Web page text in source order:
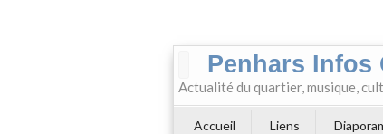
Penhars Infos
Actualité du quartier, musique,
Accueil Liens